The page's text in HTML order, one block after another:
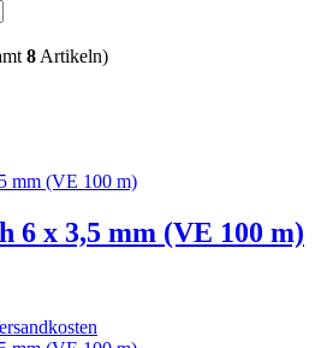
8 Artikeln)
6 x 3,5 mm (VE 100 m)